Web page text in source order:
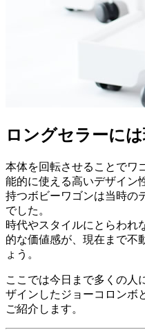
ロングセラーに
本体を回転させることでワ
能的に使える高いデザイン
持つボビーワゴンは当時の
でした。
時代やスタイルにとらわれ
的な価値感が、現在まで不
ょう。
ここでは今日まで多くの人
ザインしたジョーコロンボ
ご紹介します。